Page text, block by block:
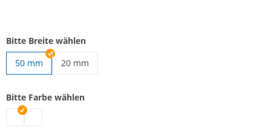
Bitte Breite wählen
50 mm
20 mm
Bitte Farbe wählen
selbstklebendes Klettband | schwarz
selbstklebendes Klettband | weiß